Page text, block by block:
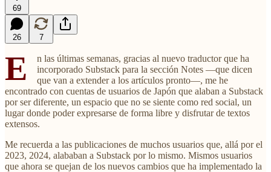
69
26 7
E
n las últimas semanas, gracias al nuevo traductor que ha
incorporado Substack para la sección Notes —que dicen
que van a extender a los artículos pronto—, me he
encontrado con cuentas de usuarios de Japón que alaban a Substack
por ser diferente, un espacio que no se siente como red social, un
lugar donde poder expresarse de forma libre y disfrutar de textos
extensos.
Me recuerda a las publicaciones de muchos usuarios que, allá por el
2023, 2024, alababan a Substack por lo mismo. Mismos usuarios
que ahora se quejan de los nuevos cambios que ha implementado la